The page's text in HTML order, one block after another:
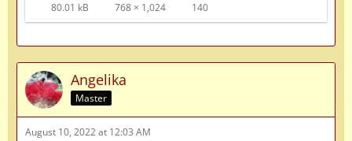
80.01 kB 768 × 1,024 140
Angelika
Master
August 10, 2022 at 12:03 AM